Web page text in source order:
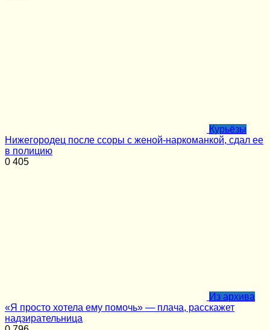
Курьёзы
Нижегородец после ссоры с женой-наркоманкой, сдал ее
в полицию
0 405
Из архива
«Я просто хотела ему помочь» — плача, расскажет
надзирательница